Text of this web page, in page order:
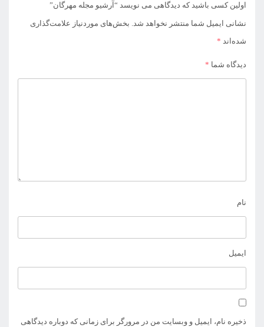
اولین کسی باشید که دیدگاهی می نویسد “آرشیو مجله مهرگان”
نشانی ایمیل شما منتشر نخواهد شد. بخش‌های موردنیاز علامت‌گذاری
شده‌اند *
دیدگاه شما *
نام
ایمیل
ذخیره نام، ایمیل و وبسایت من در مرورگر برای زمانی که دوباره دیدگاهی